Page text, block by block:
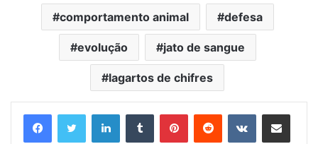
comportamento animal defesa
evolução jato de sangue
lagartos de chifres